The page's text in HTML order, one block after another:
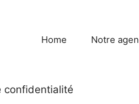
Home Notre
confidentialité